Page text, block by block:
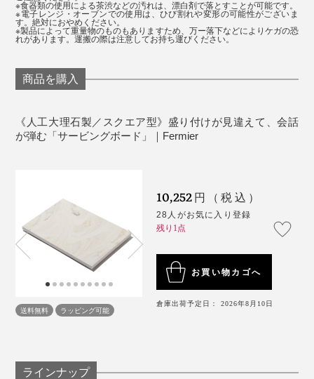
※食器類の使用による茶渋などの汚れは、漂白剤で落とすことが可能です。
※電子レンジ・オーブンでの使用は、ひび割れや変形の可能性がございま
す。絶対におやめください。
※製品によって重量物のものもありますため、万ー落下などによりケガの恐
れがあります。運搬の際は注意してお持ち運びください。
商品を購入
《人工大理石製／スクエア型》盛り付けが見違えて、会話
が弾む「サービングボード」｜Fermier
送料無料 ラッピング可能
10,252 円（税込）
28人がお気に入り登録
残り1点
お買い物カゴへ
倉庫出荷予定日： 2026年8月10日
ラインナップ